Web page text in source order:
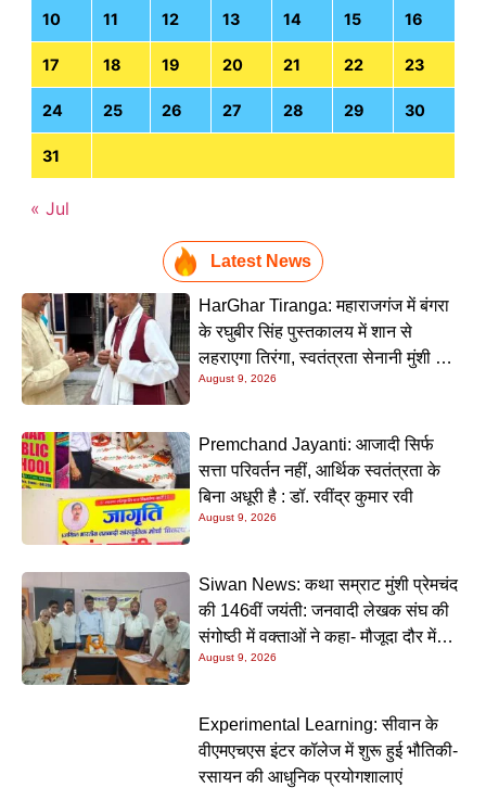
10 11 12 13 14 15 16
17 18 19 20 21 22 23
24 25 26 27 28 29 30
31
« Jul
Latest News
HarGhar Tiranga: महाराजगंज में बंगरा
के रघुबीर सिंह पुस्तकालय में शान से
लहराएगा तिरंगा, स्वतंत्रता सेनानी मुंशी सिंह
होंगे मुख्य अतिथि
August 9, 2026
Premchand Jayanti: आजादी सिर्फ
सत्ता परिवर्तन नहीं, आर्थिक स्वतंत्रता के
बिना अधूरी है : डॉ. रवींद्र कुमार रवी
August 9, 2026
Siwan News: कथा सम्राट मुंशी प्रेमचंद
की 146वीं जयंती: जनवादी लेखक संघ की
संगोष्ठी में वक्ताओं ने कहा- मौजूदा दौर में
प्रेमचंद की रचनाएं और अधिक प्रासंगिक
August 9, 2026
Experimental Learning: सीवान के
वीएमएचएस इंटर कॉलेज में शुरू हुई भौतिकी-
रसायन की आधुनिक प्रयोगशालाएं